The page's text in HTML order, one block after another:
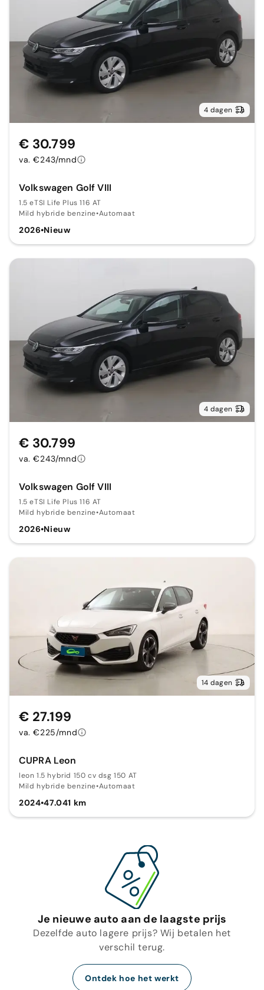
4 dagen
Volkswagen Golf VIII
1.5 eTSI Life Plus 116 AT
Mild hybride benzine•Automaat
2026•Nieuw
€ 30.799
va. €243/mnd
4 dagen
Volkswagen Golf VIII
1.5 eTSI Life Plus 116 AT
Mild hybride benzine•Automaat
2026•Nieuw
€ 30.799
va. €243/mnd
14 dagen
CUPRA Leon
leon 1.5 hybrid 150 cv dsg 150 AT
Mild hybride benzine•Automaat
2024•47.041 km
€ 27.199
va. €225/mnd
Je nieuwe auto aan de laagste prijs
Dezelfde auto lagere prijs? Wij betalen het
verschil terug.
Ontdek hoe het werkt